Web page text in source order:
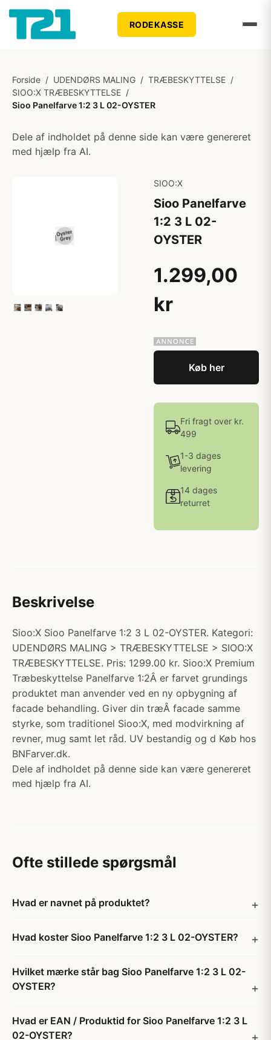
RODEKASSE
Forside / UDENDØRS MALING / TRÆBESKYTTELSE /
SIOO:X TRÆBESKYTTELSE /
Sioo Panelfarve 1:2 3 L 02-OYSTER
Dele af indholdet på denne side kan være genereret
med hjælp fra AI.
SIOO:X
Sioo Panelfarve
1:2 3 L 02-
OYSTER
1.299,00
kr
Køb her
Fri fragt over kr.
499
1-3 dages
levering
14 dages
returret
Beskrivelse
Sioo:X Sioo Panelfarve 1:2 3 L 02-OYSTER. Kategori:
UDENDØRS MALING > TRÆBESKYTTELSE > SIOO:X
TRÆBESKYTTELSE. Pris: 1299.00 kr. Sioo:X Premium
Træbeskyttelse Panelfarve 1:2Â er farvet grundings
produktet man anvender ved en ny opbygning af
facade behandling. Giver din træÂ facade samme
styrke, som traditionel Sioo:X, med modvirkning af
revner, mug samt let råd. UV bestandig og d Køb hos
BNFarver.dk.
Dele af indholdet på denne side kan være genereret
med hjælp fra AI.
Ofte stillede spørgsmål
Hvad er navnet på produktet?
Hvad koster Sioo Panelfarve 1:2 3 L 02-OYSTER?
Hvilket mærke står bag Sioo Panelfarve 1:2 3 L 02-
OYSTER?
Hvad er EAN / Produktid for Sioo Panelfarve 1:2 3 L
02-OYSTER?